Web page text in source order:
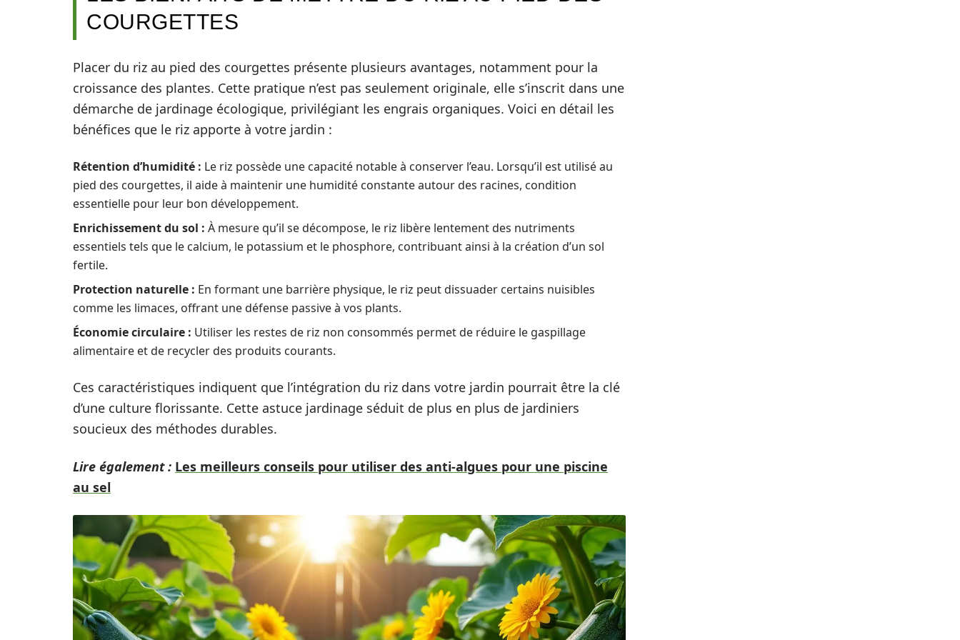
COURGETTES
Placer du riz au pied des courgettes présente plusieurs avantages, notamment pour la
croissance des plantes. Cette pratique n’est pas seulement originale, elle s’inscrit dans une
démarche de jardinage écologique, privilégiant les engrais organiques. Voici en détail les
bénéfices que le riz apporte à votre jardin :
Rétention d’humidité : Le riz possède une capacité notable à conserver l’eau. Lorsqu’il est utilisé au
pied des courgettes, il aide à maintenir une humidité constante autour des racines, condition
essentielle pour leur bon développement.
Enrichissement du sol : À mesure qu’il se décompose, le riz libère lentement des nutriments
essentiels tels que le calcium, le potassium et le phosphore, contribuant ainsi à la création d’un sol
fertile.
Protection naturelle : En formant une barrière physique, le riz peut dissuader certains nuisibles
comme les limaces, offrant une défense passive à vos plants.
Économie circulaire : Utiliser les restes de riz non consommés permet de réduire le gaspillage
alimentaire et de recycler des produits courants.
Ces caractéristiques indiquent que l’intégration du riz dans votre jardin pourrait être la clé
d’une culture florissante. Cette astuce jardinage séduit de plus en plus de jardiniers
soucieux des méthodes durables.
Lire également : Les meilleurs conseils pour utiliser des anti-algues pour une piscine
au sel